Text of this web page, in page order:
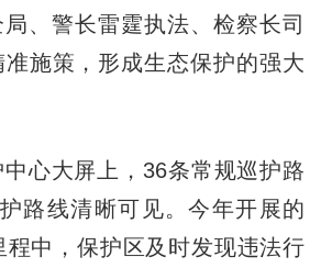
、警长雷霆执法、检察长司
施策，形成生态保护的强大
大屏上，36条常规巡护路
路线清晰可见。今年开展的
程中，保护区及时发现违法行